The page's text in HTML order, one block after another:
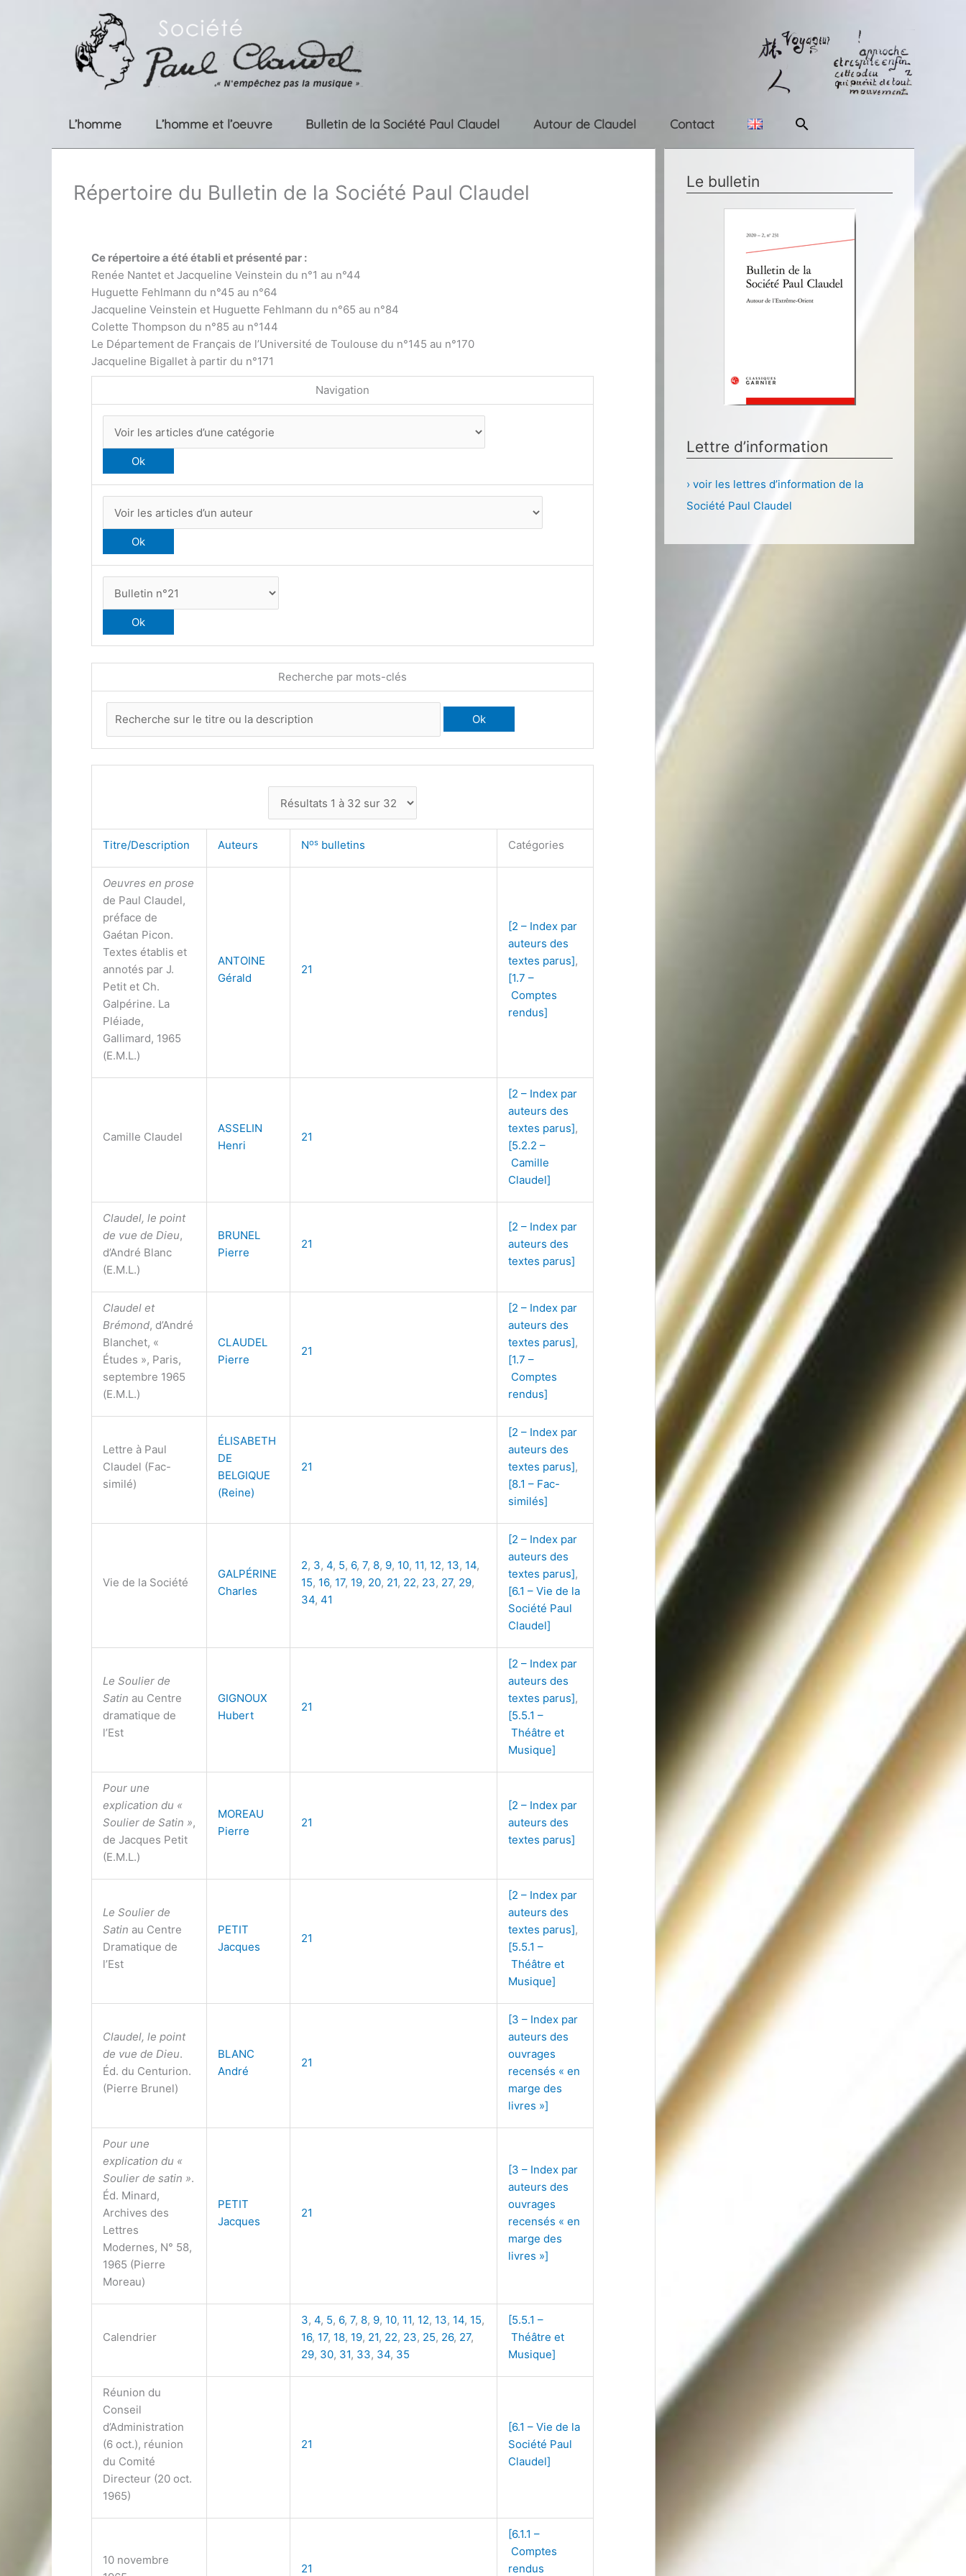
L’homme L’homme et l’oeuvre Bulletin de la Société Paul Claudel Autour de Claudel Contact Rechercher
Répertoire du Bulletin de la Société Paul Claudel
Ce répertoire a été établi et présenté par :
Renée Nantet et Jacqueline Veinstein du n°1 au n°44
Huguette Fehlmann du n°45 au n°64
Jacqueline Veinstein et Huguette Fehlmann du n°65 au n°84
Colette Thompson du n°85 au n°144
Le Département de Français de l’Université de Toulouse du n°145 au n°170
Jacqueline Bigallet à partir du n°171
Navigation
Recherche par mots-clés
Titre/Description Auteurs Nos bulletins Catégories
Oeuvres en prose
de Paul Claudel,
préface de
Gaétan Picon.
Textes établis et
annotés par J.
Petit et Ch.
Galpérine. La
Pléiade,
Gallimard, 1965
(E.M.L.)
ANTOINE
Gérald
21
[2 – Index par
auteurs des
textes parus],
[1.7 –
Comptes
rendus]
Camille Claudel
ASSELIN
Henri
21
[2 – Index par
auteurs des
textes parus],
[5.2.2 –
Camille
Claudel]
Claudel, le point
de vue de Dieu,
d’André Blanc
(E.M.L.)
BRUNEL
Pierre
21
[2 – Index par
auteurs des
textes parus]
Claudel et
Brémond, d’André
Blanchet, «
Études », Paris,
septembre 1965
(E.M.L.)
CLAUDEL
Pierre
21
[2 – Index par
auteurs des
textes parus],
[1.7 –
Comptes
rendus]
Lettre à Paul
Claudel (Fac-
similé)
ÉLISABETH
DE
BELGIQUE
(Reine)
21
[2 – Index par
auteurs des
textes parus],
[8.1 – Fac-
similés]
Vie de la Société
GALPÉRINE
Charles
2, 3, 4, 5, 6, 7, 8, 9, 10, 11, 12, 13, 14,
15, 16, 17, 19, 20, 21, 22, 23, 27, 29,
34, 41
[2 – Index par
auteurs des
textes parus],
[6.1 – Vie de la
Société Paul
Claudel]
Le Soulier de
Satin au Centre
dramatique de
l’Est
GIGNOUX
Hubert
21
[2 – Index par
auteurs des
textes parus],
[5.5.1 –
Théâtre et
Musique]
Pour une
explication du «
Soulier de Satin »,
de Jacques Petit
(E.M.L.)
MOREAU
Pierre
21
[2 – Index par
auteurs des
textes parus]
Le Soulier de
Satin au Centre
Dramatique de
l’Est
PETIT
Jacques
21
[2 – Index par
auteurs des
textes parus],
[5.5.1 –
Théâtre et
Musique]
Claudel, le point
de vue de Dieu.
Éd. du Centurion.
(Pierre Brunel)
BLANC
André
21
[3 – Index par
auteurs des
ouvrages
recensés « en
marge des
livres »]
Pour une
explication du «
Soulier de satin ».
Éd. Minard,
Archives des
Lettres
Modernes, N° 58,
1965 (Pierre
Moreau)
PETIT
Jacques
21
[3 – Index par
auteurs des
ouvrages
recensés « en
marge des
livres »]
Calendrier
3, 4, 5, 6, 7, 8, 9, 10, 11, 12, 13, 14, 15,
16, 17, 18, 19, 21, 22, 23, 25, 26, 27,
29, 30, 31, 33, 34, 35
[5.5.1 –
Théâtre et
Musique]
Réunion du
Conseil
d’Administration
(6 oct.), réunion
du Comité
Directeur (20 oct.
1965)
21
[6.1 – Vie de la
Société Paul
Claudel]
10 novembre
21
[6.1.1 –
Comptes
rendus
Le bulletin
Lettre d’information
› voir les lettres d’information de la
Société Paul Claudel